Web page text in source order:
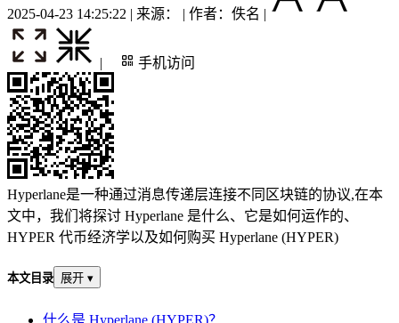
2025-04-23 14:25:22 | 来源： | 作者：佚名 |
| 手机访问
Hyperlane是一种通过消息传递层连接不同区块链的协议,在本
文中，我们将探讨 Hyperlane 是什么、它是如何运作的、
HYPER 代币经济学以及如何购买 Hyperlane (HYPER)
本文目录 展开 ▾